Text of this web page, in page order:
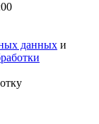
данных и